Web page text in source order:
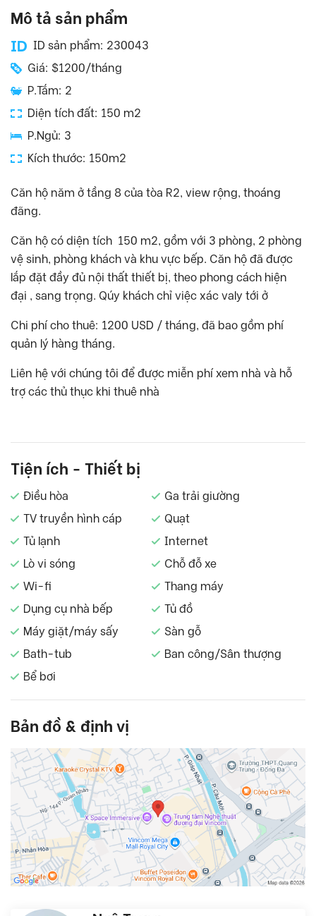
Mô tả sản phẩm
ID sản phẩm: 230043
Giá: $1200/tháng
P.Tắm: 2
Diện tích đất: 150 m2
P.Ngủ: 3
Kích thước: 150m2
Căn hộ năm ở tầng 8 của tòa R2, view rộng, thoáng
đãng.
Căn hộ có diện tích 150 m2, gồm với 3 phòng, 2 phòng
vệ sinh, phòng khách và khu vực bếp. Căn hộ đã được
lắp đặt đầy đủ nội thất thiết bị, theo phong cách hiện
đại , sang trọng. Qúy khách chỉ việc xác valy tới ở
Chi phí cho thuê: 1200 USD / tháng, đã bao gồm phí
quản lý hàng tháng.
Liên hệ với chúng tôi để được miễn phí xem nhà và hỗ
trợ các thủ thục khi thuê nhà
Tiện ích - Thiết bị
Điều hòa
Ga trải giường
TV truyền hình cáp
Quạt
Tủ lạnh
Internet
Lò vi sóng
Chỗ đỗ xe
Wi-fi
Thang máy
Dụng cụ nhà bếp
Tủ đồ
Máy giặt/máy sấy
Sàn gỗ
Bath-tub
Ban công/Sân thượng
Bể bơi
Bản đồ & định vị